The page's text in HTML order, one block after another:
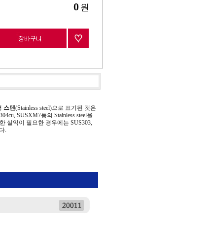
0 원
스텐(Stainless steel)으로 표기된 것은
SUSXM7등의 Stainless steel을
실익이 필요한 경우에는 SUS303,
.